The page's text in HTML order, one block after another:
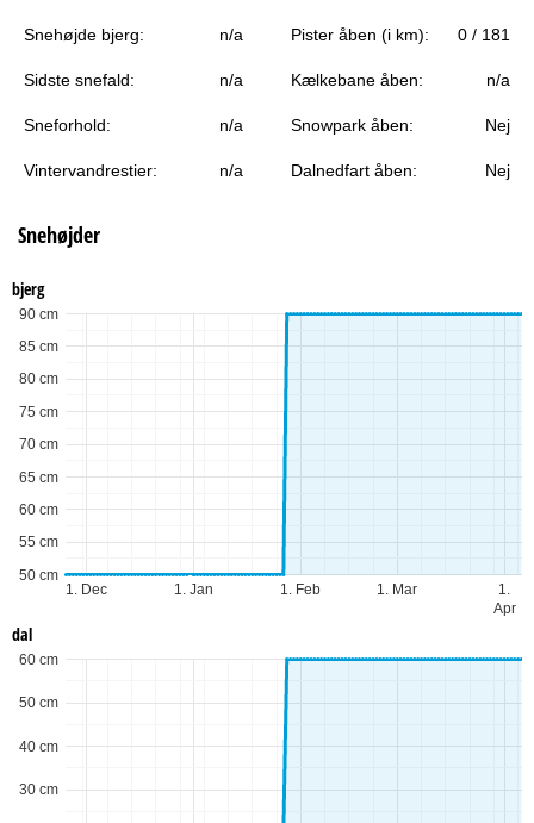
Snehøjde bjerg: n/a Pister åben (i km): 0 / 181
Sidste snefald: n/a Kælkebane åben: n/a
Sneforhold: n/a Snowpark åben: Nej
Vintervandrestier: n/a Dalnedfart åben: Nej
Snehøjder
bjerg
1. Dec 1. Jan 1. Feb 1. Mar
1.
Apr
50 cm
55 cm
60 cm
65 cm
70 cm
75 cm
80 cm
85 cm
90 cm
dal
30 cm
40 cm
50 cm
60 cm